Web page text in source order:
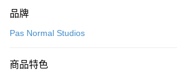
信用卡一次付款
LINE Pay
品牌
Pas Normal Studios
商品特色